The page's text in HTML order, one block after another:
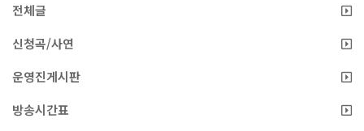
전체글
신청곡/사연
운영진게시판
방송시간표